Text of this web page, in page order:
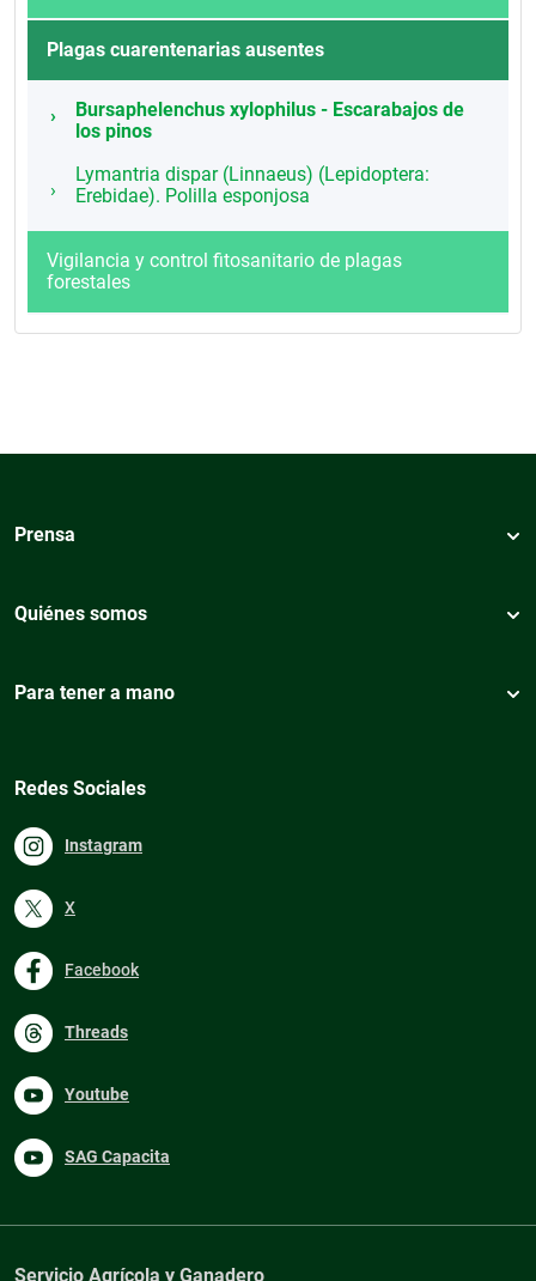
Plagas cuarentenarias ausentes
Bursaphelenchus xylophilus - Escarabajos de
los pinos
Lymantria dispar (Linnaeus) (Lepidoptera:
Erebidae). Polilla esponjosa
Vigilancia y control fitosanitario de plagas
forestales
Prensa
Quiénes somos
Para tener a mano
Redes Sociales
Instagram
X
Facebook
Threads
Youtube
SAG Capacita
Servicio Agrícola y Ganadero